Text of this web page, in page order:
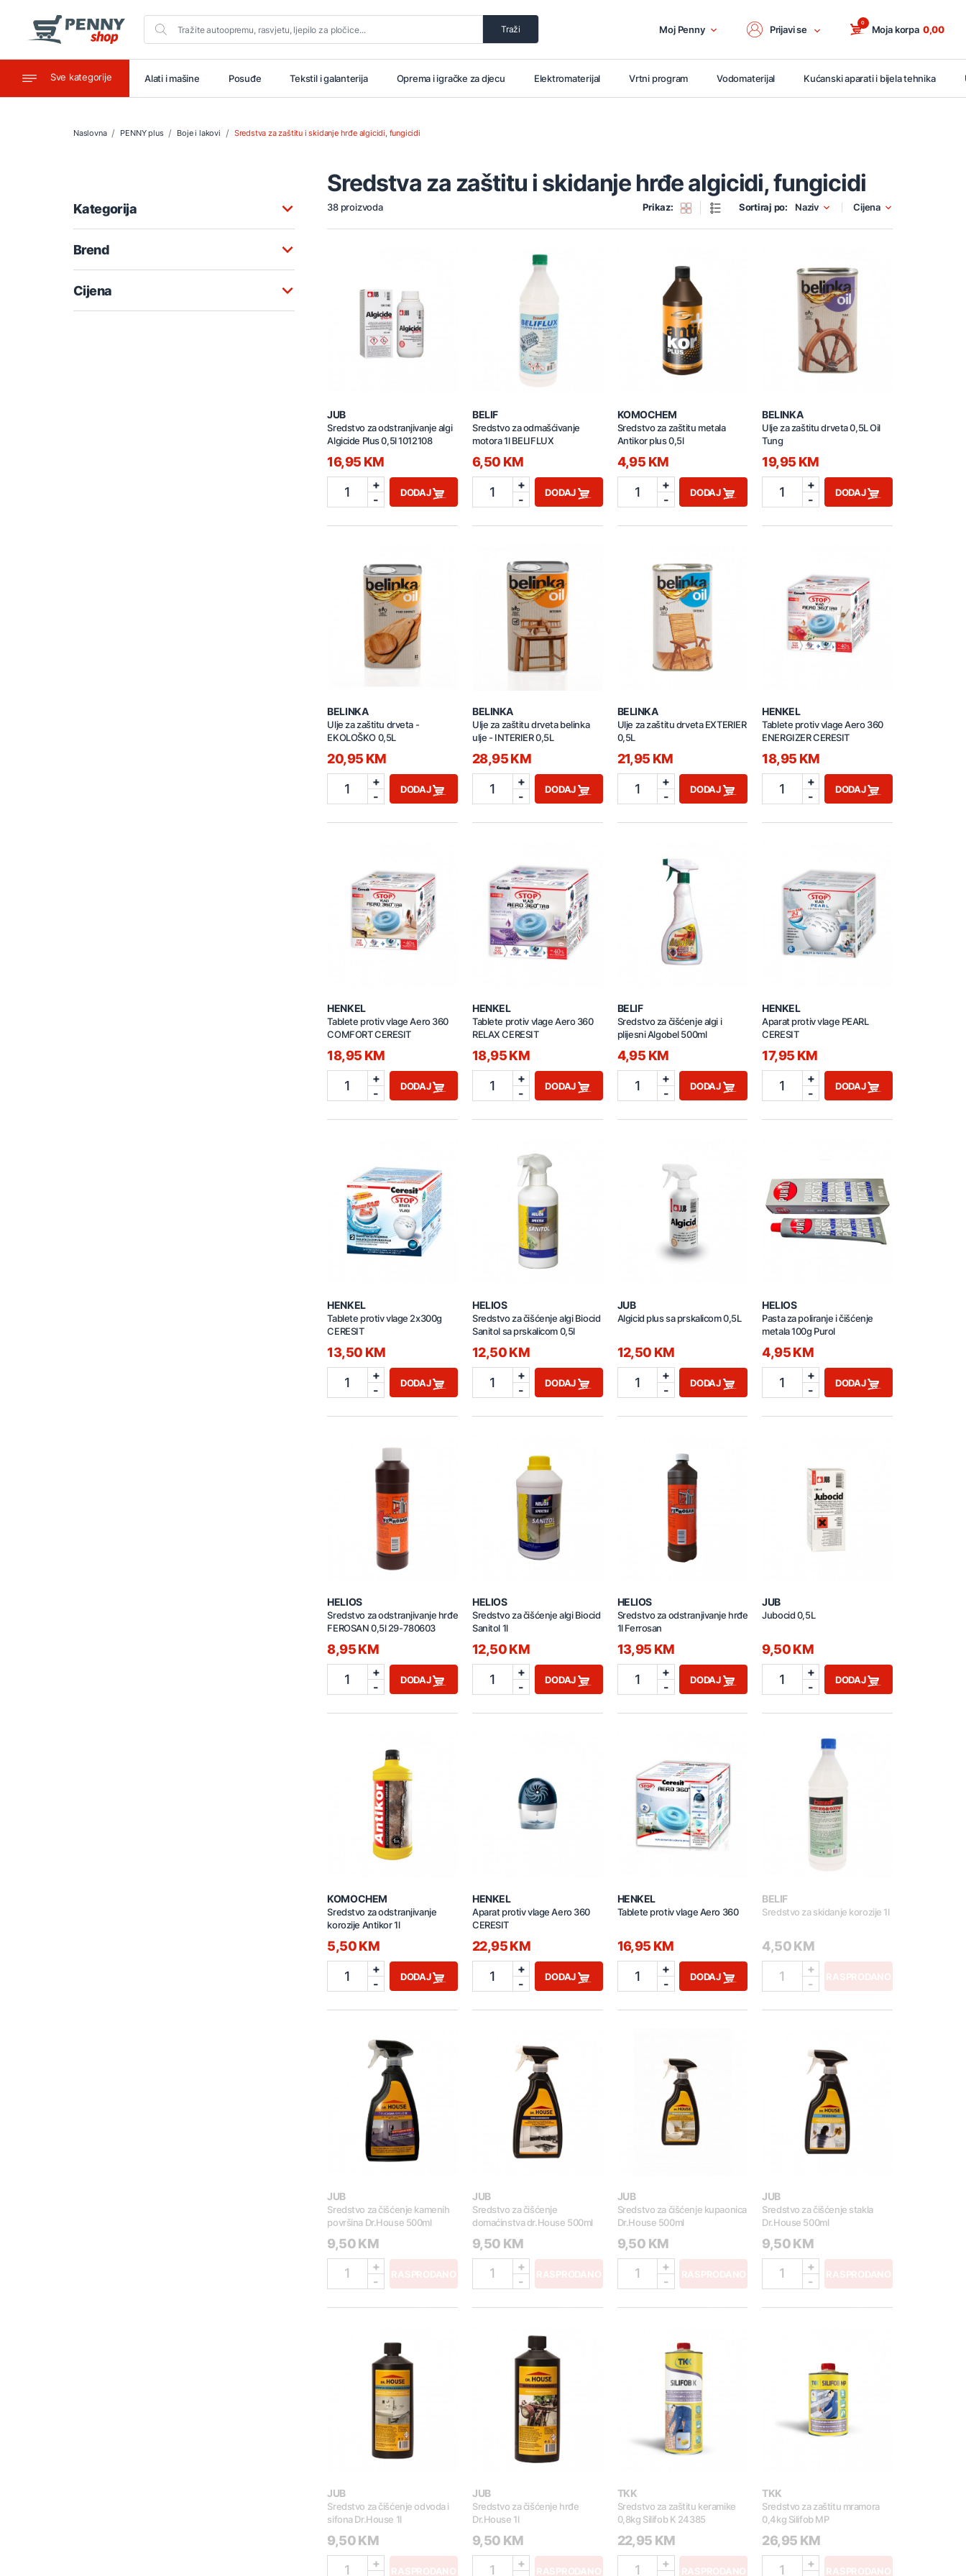
Traži Moj Penny Prijavi se Moja korpa
0
0,00
Sve kategorije
Ugostiteljstvo Alati i mašine Posuđe Tekstil i galanterija Oprema i igračke za djecu Elektromaterijal Vrtni program Vodomaterijal Kućanski aparati i bijela tehnika
Naslovna PENNY plus Boje i lakovi Sredstva za zaštitu i skidanje hrđe algicidi, fungicidi
Sredstva za zaštitu i skidanje hrđe algicidi, fungicidi
38 proizvoda Prikaz: Sortiraj po: Naziv Cijena
Kategorija
Brend
Cijena
JUB
Sredstvo za odstranjivanje algi
Algicide Plus 0,5l 1012108
16,95 KM
1
+
-
DODAJ
BELIF
Sredstvo za odmašćivanje
motora 1l BELIFLUX
6,50 KM
1
+
-
DODAJ
KOMOCHEM
Sredstvo za zaštitu metala
Antikor plus 0,5l
4,95 KM
1
+
-
DODAJ
BELINKA
Ulje za zaštitu drveta 0,5L Oil
Tung
19,95 KM
1
+
-
DODAJ
BELINKA
Ulje za zaštitu drveta -
EKOLOŠKO 0,5L
20,95 KM
1
+
-
DODAJ
BELINKA
Ulje za zaštitu drveta belinka
ulje - INTERIER 0,5L
28,95 KM
1
+
-
DODAJ
BELINKA
Ulje za zaštitu drveta EXTERIER
0,5L
21,95 KM
1
+
-
DODAJ
HENKEL
Tablete protiv vlage Aero 360
ENERGIZER CERESIT
18,95 KM
1
+
-
DODAJ
HENKEL
Tablete protiv vlage Aero 360
COMFORT CERESIT
18,95 KM
1
+
-
DODAJ
HENKEL
Tablete protiv vlage Aero 360
RELAX CERESIT
18,95 KM
1
+
-
DODAJ
BELIF
Sredstvo za čišćenje algi i
plijesni Algobel 500ml
4,95 KM
1
+
-
DODAJ
HENKEL
Aparat protiv vlage PEARL
CERESIT
17,95 KM
1
+
-
DODAJ
HENKEL
Tablete protiv vlage 2x300g
CERESIT
13,50 KM
1
+
-
DODAJ
HELIOS
Sredstvo za čišćenje algi Biocid
Sanitol sa prskalicom 0,5l
12,50 KM
1
+
-
DODAJ
JUB
Algicid plus sa prskalicom 0,5L
12,50 KM
1
+
-
DODAJ
HELIOS
Pasta za poliranje i čišćenje
metala 100g Purol
4,95 KM
1
+
-
DODAJ
HELIOS
Sredstvo za odstranjivanje hrđe
FEROSAN 0,5l 29-780603
8,95 KM
1
+
-
DODAJ
HELIOS
Sredstvo za čišćenje algi Biocid
Sanitol 1l
12,50 KM
1
+
-
DODAJ
HELIOS
Sredstvo za odstranjivanje hrđe
1l Ferrosan
13,95 KM
1
+
-
DODAJ
JUB
Jubocid 0,5L
9,50 KM
1
+
-
DODAJ
KOMOCHEM
Sredstvo za odstranjivanje
korozije Antikor 1l
5,50 KM
1
+
-
DODAJ
HENKEL
Aparat protiv vlage Aero 360
CERESIT
22,95 KM
1
+
-
DODAJ
HENKEL
Tablete protiv vlage Aero 360
16,95 KM
1
+
-
DODAJ
BELIF
Sredstvo za skidanje korozije 1l
4,50 KM
1
+
-
RASPRODANO
JUB
Sredstvo za čišćenje kamenih
površina Dr.House 500ml
9,50 KM
1
+
-
RASPRODANO
JUB
Sredstvo za čišćenje
domaćinstva dr.House 500ml
9,50 KM
1
+
-
RASPRODANO
JUB
Sredstvo za čišćenje kupaonica
Dr.House 500ml
9,50 KM
1
+
-
RASPRODANO
JUB
Sredstvo za čišćenje stakla
Dr.House 500ml
9,50 KM
1
+
-
RASPRODANO
JUB
Sredstvo za čišćenje odvoda i
sifona Dr.House 1l
9,50 KM
1
+
RASPRODANO
JUB
Sredstvo za čišćenje hrđe
Dr.House 1l
9,50 KM
1
+
RASPRODANO
TKK
Sredstvo za zaštitu keramike
0,8kg Silifob K 24385
22,95 KM
1
+
RASPRODANO
TKK
Sredstvo za zaštitu mramora
0,4kg Silifob MP
26,95 KM
1
+
RASPRODANO